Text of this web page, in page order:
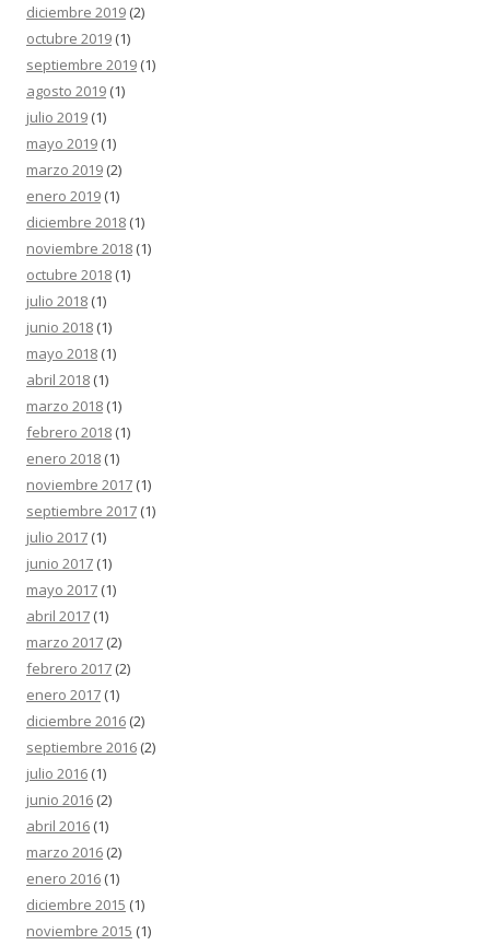
diciembre 2019 (2)
octubre 2019 (1)
septiembre 2019 (1)
agosto 2019 (1)
julio 2019 (1)
mayo 2019 (1)
marzo 2019 (2)
enero 2019 (1)
diciembre 2018 (1)
noviembre 2018 (1)
octubre 2018 (1)
julio 2018 (1)
junio 2018 (1)
mayo 2018 (1)
abril 2018 (1)
marzo 2018 (1)
febrero 2018 (1)
enero 2018 (1)
noviembre 2017 (1)
septiembre 2017 (1)
julio 2017 (1)
junio 2017 (1)
mayo 2017 (1)
abril 2017 (1)
marzo 2017 (2)
febrero 2017 (2)
enero 2017 (1)
diciembre 2016 (2)
septiembre 2016 (2)
julio 2016 (1)
junio 2016 (2)
abril 2016 (1)
marzo 2016 (2)
enero 2016 (1)
diciembre 2015 (1)
noviembre 2015 (1)